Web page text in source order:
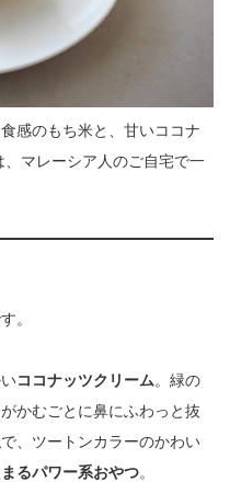
感のもち米と、甘いココナ
マレーシア人のご自宅で一
。
ココナッツクリーム。緑の
かむごとに鼻にふわっと抜
で、ツートンカラーのかわい
るパワー系おやつ。